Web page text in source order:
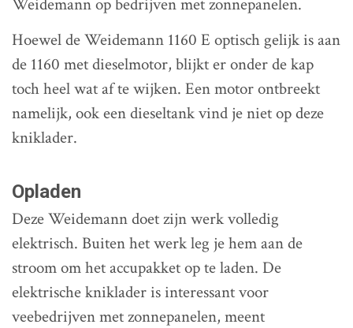
Weidemann op bedrijven met zonnepanelen.
Hoewel de Weidemann 1160 E optisch gelijk is aan
de 1160 met dieselmotor, blijkt er onder de kap
toch heel wat af te wijken. Een motor ontbreekt
namelijk, ook een dieseltank vind je niet op deze
kniklader.
Opladen
Deze Weidemann doet zijn werk volledig
elektrisch. Buiten het werk leg je hem aan de
stroom om het accupakket op te laden. De
elektrische kniklader is interessant voor
veebedrijven met zonnepanelen, meent